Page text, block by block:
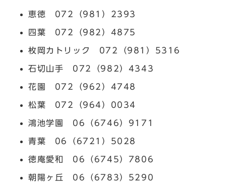
恵徳 072（981）2393
四葉 072（982）4875
枚岡カトリック 072（981）5316
石切山手 072（982）4343
花園 072（962）4748
松葉 072（964）0034
鴻池学園 06（6746）9171
青葉 06（6721）5028
徳庵愛和 06（6745）7806
朝陽ヶ丘 06（6783）5290